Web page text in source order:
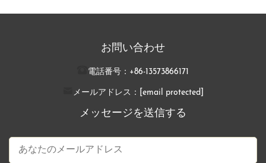
お問い合わせ
電話番号： +86-13573866171
メールアドレス： [email protected]
メッセージを送信する